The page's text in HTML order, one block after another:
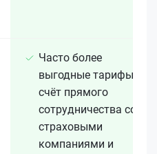
Часто более
выгодные тарифы за
счёт прямого
сотрудничества со
страховыми
компаниями и